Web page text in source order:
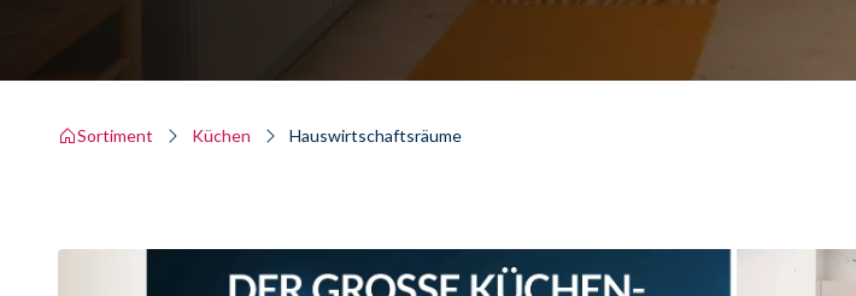
Sortiment Küchen Hauswirtschaftsräume